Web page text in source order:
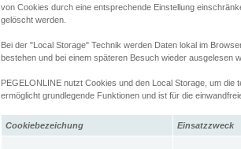
von Cookies durch eine entsprechende Einstellung
gelöscht werden.
Bei der "Local Storage" Technik werden Daten lokal im
bestehen und bei einem späteren Besuch wieder ausgelesen
PEGELONLINE nutzt Cookies und den Local Storage, um
ermöglicht grundlegende Funktionen und ist für die
Cookiebezeichung Einsatzzweck